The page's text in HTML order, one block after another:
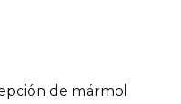
de mármol